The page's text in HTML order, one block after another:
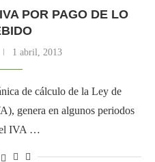
POR PAGO DE LO
1 abril, 2013
de cálculo de la Ley de
genera en algunos periodos
el IVA …